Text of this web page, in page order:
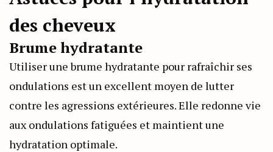
des cheveux
Brume hydratante
Utiliser une brume hydratante pour rafraîchir ses
ondulations est un excellent moyen de lutter
contre les agressions extérieures. Elle redonne vie
aux ondulations fatiguées et maintient une
hydratation optimale.